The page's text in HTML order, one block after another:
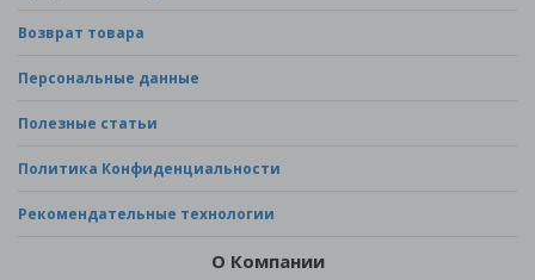
Возврат товара
Персональные данные
Полезные статьи
Политика Конфиденциальности
Рекомендательные технологии
О Компании